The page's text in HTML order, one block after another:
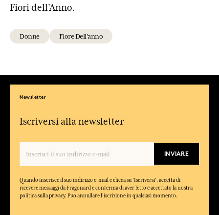
Fiori dell’Anno.
Donne Fiore Dell'anno
Newsletter
Iscriversi alla newsletter
INVIARE
Quando inserisce il suo indirizzo e-mail e clicca su 'Iscriversi', accetta di
ricevere messaggi da Fragonard e conferma di aver letto e accettato la nostra
politica sulla privacy. Puo annullare l'iscrizione in qualsiasi momento.